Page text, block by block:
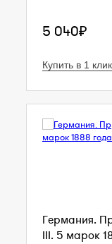
5 040₽
Купить в 1 клик
Германия.
III. 5 марок